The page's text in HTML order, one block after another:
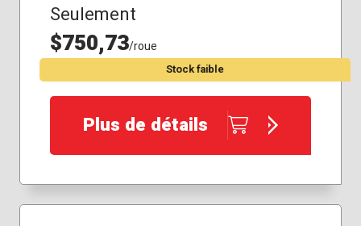
Seulement
$750,73/roue
Stock faible
Plus de détails